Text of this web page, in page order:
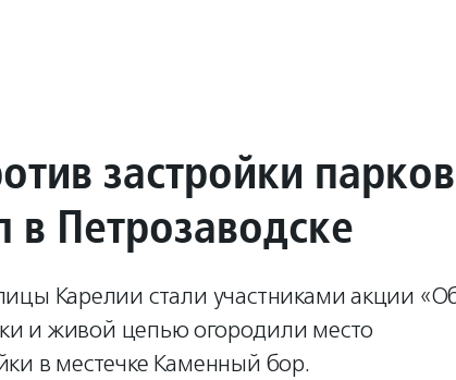
застройки
Петрозаводске
Карелии стали участниками акции
и живой цепью огородили место
в местечке Каменный бор.